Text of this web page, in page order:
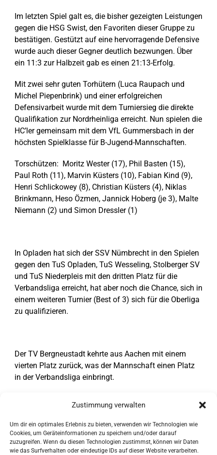
Zustimmung verwalten
Um dir ein optimales Erlebnis zu bieten, verwenden wir Technologien wie
Cookies, um Geräteinformationen zu speichern und/oder darauf
zuzugreifen. Wenn du diesen Technologien zustimmst, können wir Daten
wie das Surfverhalten oder eindeutige IDs auf dieser Website verarbeiten.
Im letzten Spiel galt es, die bisher gezeigten Leistungen
gegen die HSG Swist, den Favoriten dieser Gruppe zu
bestätigen. Gestützt auf eine hervorragende Defensive
wurde auch dieser Gegner deutlich bezwungen. Über
ein 11:3 zur Halbzeit gab es einen 21:13-Erfolg.
Mit zwei sehr guten Torhütern (Luca Raupach und
Michel Piepenbrink) und einer erfolgreichen
Defensivarbeit wurde mit dem Turniersieg die direkte
Qualifikation zur Nordrheinliga erreicht. Nun spielen die
HC’ler gemeinsam mit dem VfL Gummersbach in der
höchsten Spielklasse für B-Jugend-Mannschaften.
Torschützen: Moritz Wester (17), Phil Basten (15),
Paul Roth (11), Marvin Küsters (10), Fabian Kind (9),
Henri Schlickowey (8), Christian Küsters (4), Niklas
Brinkmann, Heso Özmen, Jannick Hoberg (je 3), Malte
Niemann (2) und Simon Dressler (1)
In Opladen hat sich der SSV Nümbrecht in den Spielen
gegen den TuS Opladen, TuS Wesseling, Stolberger SV
und TuS Niederpleis mit den dritten Platz für die
Verbandsliga erreicht, hat aber noch die Chance, sich in
einem weiteren Turnier (Best of 3) sich für die Oberliga
zu qualifizieren.
Der TV Bergneustadt kehrte aus Aachen mit einem
vierten Platz zurück, was der Mannschaft einen Platz
in der Verbandsliga einbringt.
Erfolgreicher war der CVJM Oberwiehl, der ebenfalls in
Aachen spielte und in seiner Gruppe den zweiten Platz
belegt. Dieser Erfolg sichert dem CVJM einen Platz in